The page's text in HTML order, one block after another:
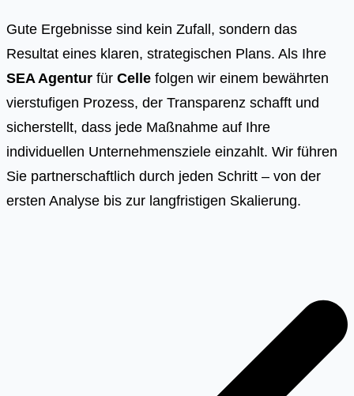
Gute Ergebnisse sind kein Zufall, sondern das
Resultat eines klaren, strategischen Plans. Als Ihre
SEA Agentur für Celle folgen wir einem bewährten
vierstufigen Prozess, der Transparenz schafft und
sicherstellt, dass jede Maßnahme auf Ihre
individuellen Unternehmensziele einzahlt. Wir führen
Sie partnerschaftlich durch jeden Schritt – von der
ersten Analyse bis zur langfristigen Skalierung.